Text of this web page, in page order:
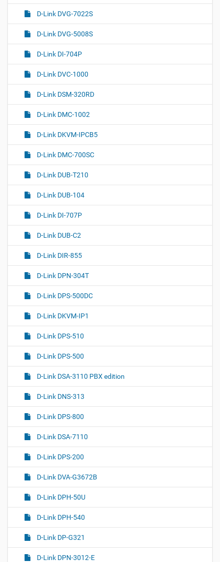
D-Link DVG-7022S
D-Link DVG-5008S
D-Link DI-704P
D-Link DVC-1000
D-Link DSM-320RD
D-Link DMC-1002
D-Link DKVM-IPCB5
D-Link DMC-700SC
D-Link DUB-T210
D-Link DUB-104
D-Link DI-707P
D-Link DUB-C2
D-Link DIR-855
D-Link DPN-304T
D-Link DPS-500DC
D-Link DKVM-IP1
D-Link DPS-510
D-Link DPS-500
D-Link DSA-3110 PBX edition
D-Link DNS-313
D-Link DPS-800
D-Link DSA-7110
D-Link DPS-200
D-Link DVA-G3672B
D-Link DPH-50U
D-Link DPH-540
D-Link DP-G321
D-Link DPN-3012-E